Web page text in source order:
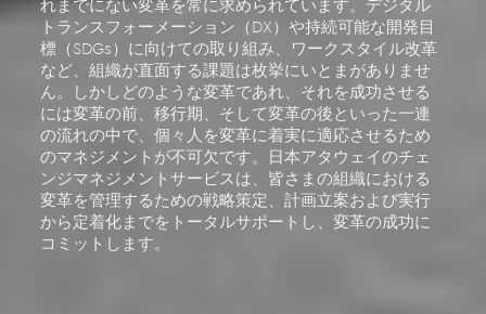
れまでにない変革を常に求められています。デジタル
トランスフォーメーション（DX）や持続可能な開発目
標（SDGs）に向けての取り組み、ワークスタイル改革
など、組織が直面する課題は枚挙にいとまがありませ
ん。しかしどのような変革であれ、それを成功させる
には変革の前、移行期、そして変革の後といった一連
の流れの中で、個々人を変革に着実に適応させるため
のマネジメントが不可欠です。日本アタウェイのチェ
ンジマネジメントサービスは、皆さまの組織における
変革を管理するための戦略策定、計画立案および実行
から定着化までをトータルサポートし、変革の成功に
コミットします。